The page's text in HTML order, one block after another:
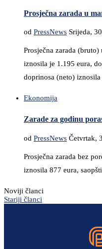
Prosječna zarada u
od PressNews Srijeda,
Prosječna zarada
iznosila je 1.195 eura,
doprinosa (neto)
Ekonomija
Zarade za godinu
od PressNews Četvrtak,
Prosječna zarada bez
iznosila 877 eura,
Noviji članci
Stariji članci